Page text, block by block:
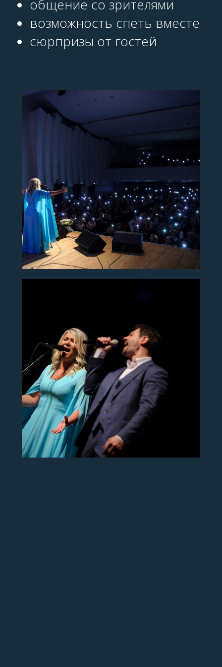
общение со зрителями
возможность спеть вместе
сюрпризы от гостей